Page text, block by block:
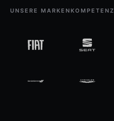
UNSERE MARKENKOMPETENZ